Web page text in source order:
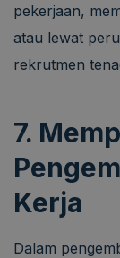
pekerjaan,
atau lewat
rekrutmen
7.
Kerja
Dalam